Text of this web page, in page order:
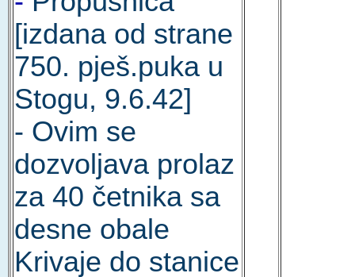
[izdana od strane
750. pješ.puka u
Stogu, 9.6.42]
- Ovim se
dozvoljava prolaz
za 40 četnika sa
desne obale
Krivaje do stanice